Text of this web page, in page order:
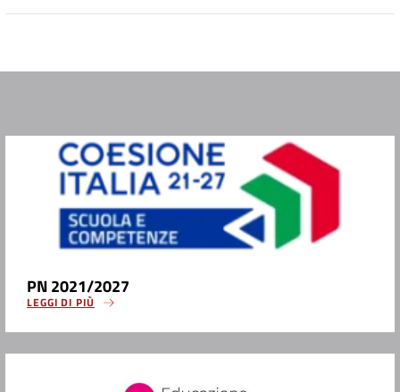
PN 2021/2027
LEGGI DI PIÙ